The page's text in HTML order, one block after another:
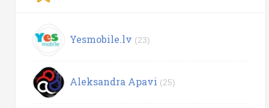
Yesmobile.lv (23)
Aleksandra Apavi (25)